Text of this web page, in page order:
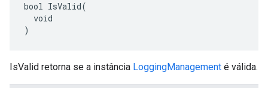
bool IsValid(
  void
)
IsValid retorna se a instância LoggingManagement é válida.